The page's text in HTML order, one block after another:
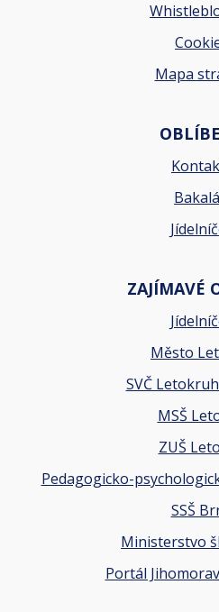
Mapa
ZAJÍMAVÉ
Město
SVČ
MSŠ
ZUŠ
Pedagogicko-
SSŠ
Ministerstvo
Portál